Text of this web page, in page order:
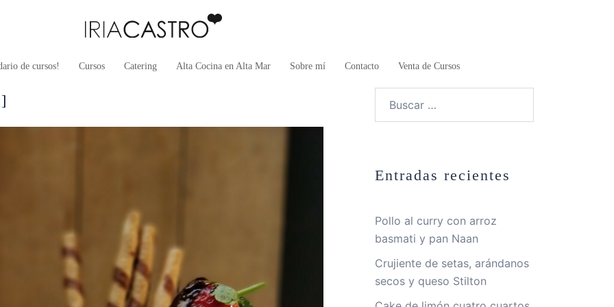
de cursos! Cursos Catering Alta Cocina en Alta Mar Sobre mí Contacto Venta de Cursos
Entradas recientes
Pollo al curry con arroz
basmati y pan Naan
Crujiente de setas, arándanos
secos y queso Stilton